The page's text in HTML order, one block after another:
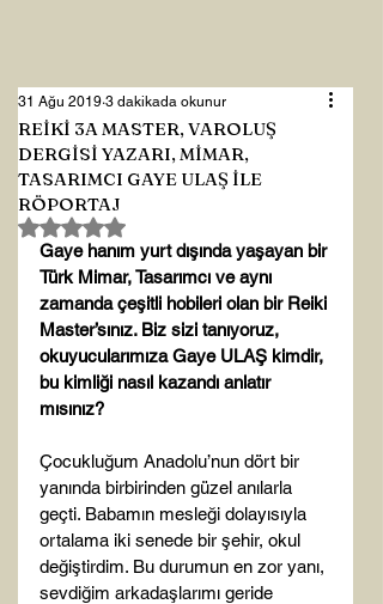
REİKİ 3A MASTER, VAROLUŞ
DERGİSİ YAZARI, MİMAR,
TASARIMCI GAYE ULAŞ İLE
RÖPORTAJ
31 Ağu 2019 3 dakikada okunur
5 üzerinden NaN yıldız
Gaye hanım yurt dışında yaşayan bir
Türk Mimar, Tasarımcı ve aynı
zamanda çeşitli hobileri olan bir Reiki
Master’sınız. Biz sizi tanıyoruz,
okuyucularımıza Gaye ULAŞ kimdir,
bu kimliği nasıl kazandı anlatır
mısınız?
Çocukluğum Anadolu’nun dört bir
yanında birbirinden güzel anılarla
geçti. Babamın mesleği dolayısıyla
ortalama iki senede bir şehir, okul
değiştirdim. Bu durumun en zor yanı,
sevdiğim arkadaşlarımı geride